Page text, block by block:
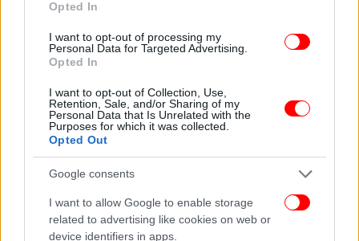
Opted In
I want to opt-out of processing my
Personal Data for Targeted Advertising.
Opted In
I want to opt-out of Collection, Use,
Retention, Sale, and/or Sharing of my
Personal Data that Is Unrelated with the
Purposes for which it was collected.
Opted Out
Google consents
I want to allow Google to enable storage
related to advertising like cookies on web or
device identifiers in apps.